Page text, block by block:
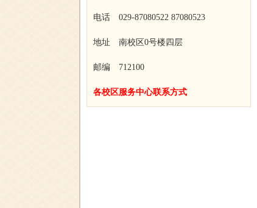
电话 029-87080522 87080523
地址 南校区0号楼四层
邮编 712100
各校区服务中心联系方式